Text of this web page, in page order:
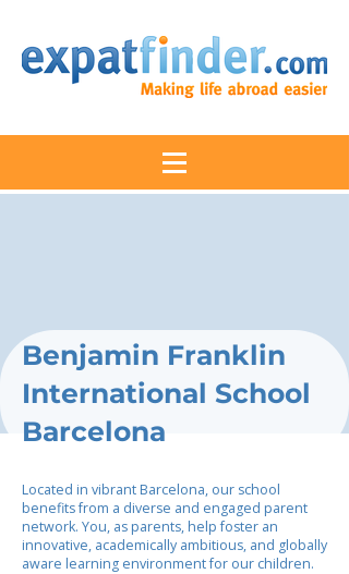
Benjamin Franklin
International School
Barcelona
Located in vibrant Barcelona, our school
benefits from a diverse and engaged parent
network. You, as parents, help foster an
innovative, academically ambitious, and globally
aware learning environment for our children.